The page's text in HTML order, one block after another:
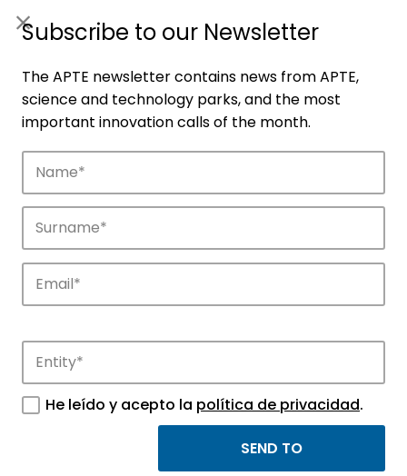
Companies
Discover the companies that drive
innovation in APTE’s parks.
Subscribe to our Newsletter
The APTE newsletter contains news from APTE,
science and technology parks, and the most
important innovation calls of the month.
He leído y acepto la política de privacidad.